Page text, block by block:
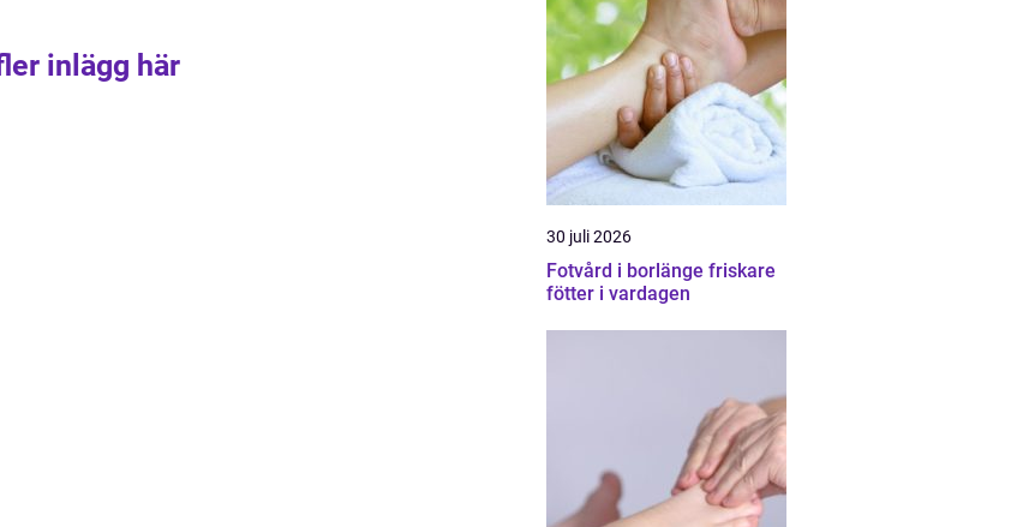
inlägg här
30 juli 2026
Fotvård i borlänge friskare
fötter i vardagen